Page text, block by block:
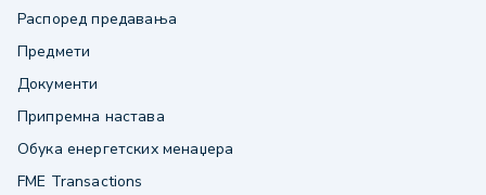
Распоред предавања
Предмети
Документи
Припремна настава
Обука енергетских менаџера
FME Transactions